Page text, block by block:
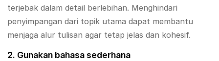
terjebak dalam detail berlebihan. Menghindari
penyimpangan dari topik utama dapat membantu
menjaga alur tulisan agar tetap jelas dan kohesif.
2. Gunakan bahasa sederhana